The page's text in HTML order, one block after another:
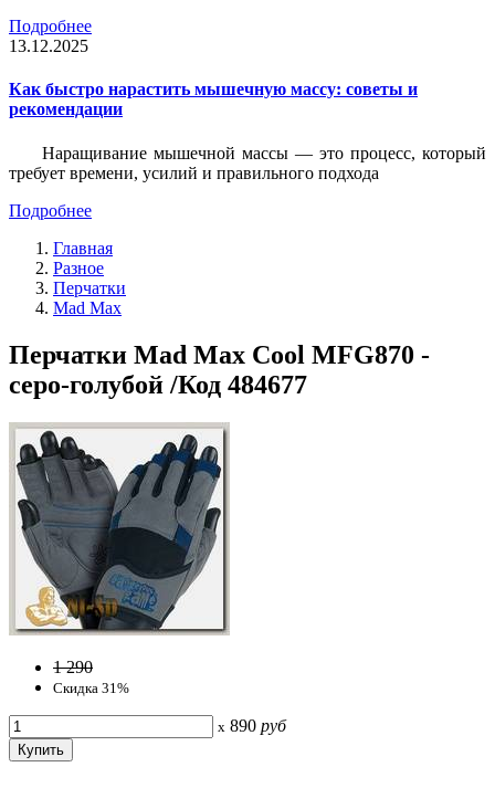
Подробнее
13.12.2025
Как быстро нарастить мышечную массу: советы и
рекомендации
Наращивание мышечной массы — это процесс, который
требует времени, усилий и правильного подхода
Подробнее
Главная
Разное
Перчатки
Mad Max
Перчатки Mad Max Cool MFG870 -
серо-голубой /Код 484677
1 290
Скидка 31%
x 890 руб